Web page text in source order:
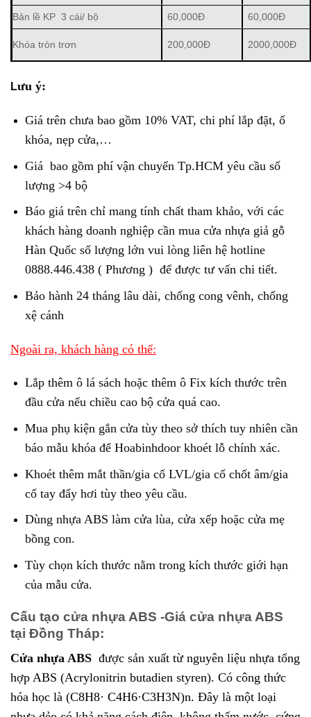
Bản lề KP 3 cái/ bộ 60,000Đ 60,000Đ
Khóa tròn trơn 200,000Đ 2000,000Đ
Lưu ý:
Giá trên chưa bao gồm 10% VAT, chi phí lắp đặt, ổ
khóa, nẹp cửa,…
Giá bao gồm phí vận chuyển Tp.HCM yêu cầu số
lượng >4 bộ
Báo giá trên chỉ mang tính chất tham khảo, với các
khách hàng doanh nghiệp cần mua cửa nhựa giả gỗ
Hàn Quốc số lượng lớn vui lòng liên hệ hotline
0888.446.438 ( Phương ) để được tư vấn chi tiết.
Bảo hành 24 tháng lâu dài, chống cong vênh, chống
xệ cánh
Ngoài ra, khách hàng có thể:
Lắp thêm ô lá sách hoặc thêm ô Fix kích thước trên
đầu cửa nếu chiều cao bộ cửa quá cao.
Mua phụ kiện gắn cửa tùy theo sở thích tuy nhiên cần
báo mẫu khóa để Hoabinhdoor khoét lỗ chính xác.
Khoét thêm mắt thần/gia cố LVL/gia cố chốt âm/gia
cố tay đẩy hơi tùy theo yêu cầu.
Dùng nhựa ABS làm cửa lùa, cửa xếp hoặc cửa mẹ
bồng con.
Tùy chọn kích thước nằm trong kích thước giới hạn
của mẫu cửa.
Cấu tạo cửa nhựa ABS -Giá cửa nhựa ABS
tại Đồng Tháp:
Cửa nhựa ABS được sản xuất từ nguyên liệu nhựa tổng
hợp ABS (Acrylonitrin butadien styren). Có công thức
hóa học là (C8H8· C4H6·C3H3N)n. Đây là một loại